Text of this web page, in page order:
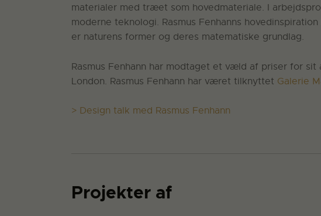
materialer med træet som hovedmateriale. I
moderne teknologi. Rasmus Fenhanns
er naturens former og deres matematiske grundlag.
Rasmus Fenhann har modtaget et væld af priser for
London. Rasmus Fenhann har været tilknyttet Galerie
> Design talk med Rasmus Fenhann
Projekter af